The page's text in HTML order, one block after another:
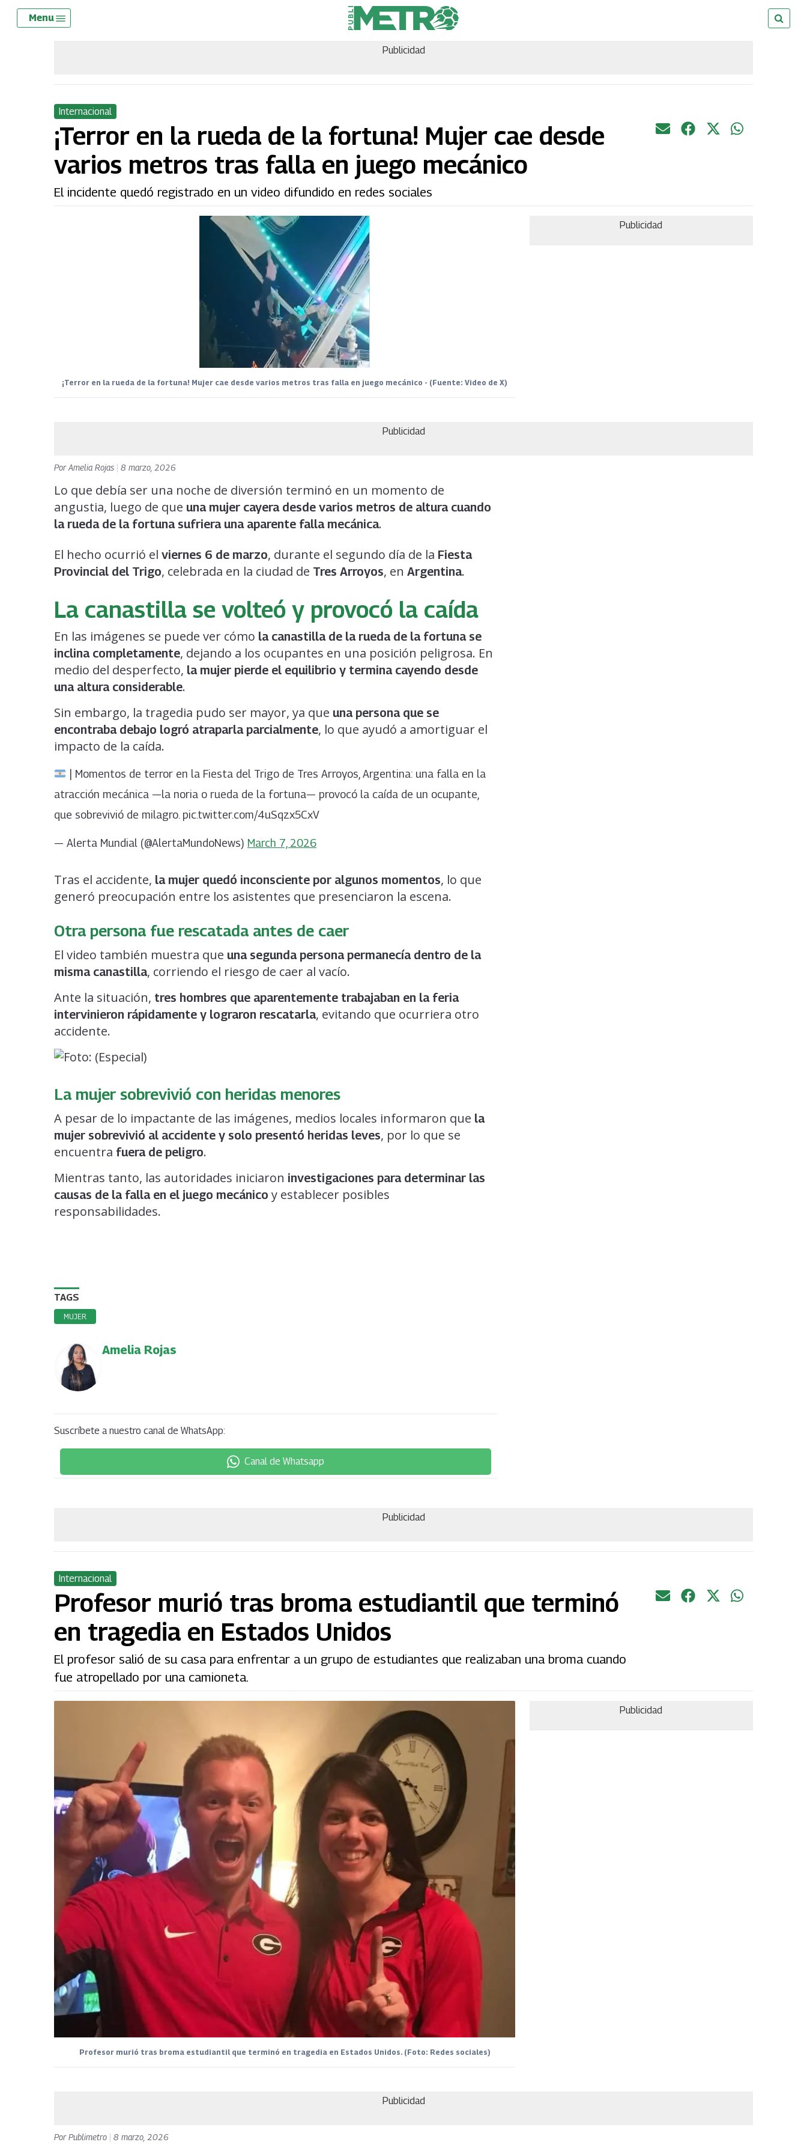
Skip
Menu
Publicidad
Internacional
¡Terror en la rueda de la fortuna! Mujer cae desde
varios metros tras falla en juego mecánico
El incidente quedó registrado en un video difundido en redes sociales
¡Terror en la rueda de la fortuna! Mujer cae desde varios metros tras falla en juego mecánico - (Fuente: Video de X)
Publicidad
Publicidad
PorAmelia Rojas 8 marzo, 2026
Lo que debía ser una noche de diversión terminó en un momento de
angustia, luego de que una mujer cayera desde varios metros de altura cuando
la rueda de la fortunasufriera una aparente falla mecánica.
El hecho ocurrió el viernes 6 de marzo, durante el segundo día de la Fiesta
Provincial del Trigo, celebrada en la ciudad de Tres Arroyos, en Argentina.
La canastilla se volteó y provocó la caída
En las imágenes se puede ver cómo la canastilla de la rueda de la fortuna se
inclina completamente, dejando a los ocupantes en una posición peligrosa. En
medio del desperfecto, la mujer pierde el equilibrio y termina cayendo desde
una altura considerable.
Sin embargo, la tragedia pudo ser mayor, ya que una persona que se
encontraba debajo logró atraparla parcialmente, lo que ayudó a amortiguar el
impacto de la caída.
| Momentos de terror en la Fiesta del Trigo de Tres Arroyos, Argentina: una falla en la
atracción mecánica —la noria o rueda de la fortuna— provocó la caída de un ocupante,
que sobrevivió de milagro. pic.twitter.com/4uSqzx5CxV
— Alerta Mundial (@AlertaMundoNews) March 7, 2026
Tras el accidente, la mujer quedó inconsciente por algunos momentos, lo que
generó preocupación entre los asistentes que presenciaron la escena.
Otra persona fue rescatada antes de caer
El video también muestra que una segunda persona permanecía dentro de la
misma canastilla, corriendo el riesgo de caer al vacío.
Ante la situación, tres hombres que aparentemente trabajaban en la feria
intervinieron rápidamente y lograron rescatarla, evitando que ocurriera otro
accidente.
La mujer sobrevivió con heridas menores
A pesar de lo impactante de las imágenes, medios locales informaron que la
mujer sobrevivió al accidente y solo presentó heridas leves, por lo que se
encuentra fuera de peligro.
Mientras tanto, las autoridades iniciaron investigaciones para determinar las
causas de la falla en el juego mecánico y establecer posibles
responsabilidades.
TAGS
MUJER
Amelia Rojas
Suscríbete a nuestro canal de WhatsApp:
Canal de Whatsapp
Publicidad
Internacional
Profesor murió tras broma estudiantil que terminó
en tragedia en Estados Unidos
El profesor salió de su casa para enfrentar a un grupo de estudiantes que realizaban una broma cuando
fue atropellado por una camioneta.
Profesor murió tras broma estudiantil que terminó en tragedia en Estados Unidos. (Foto: Redes sociales)
Publicidad
Publicidad
PorPublimetro 8 marzo, 2026
Menu